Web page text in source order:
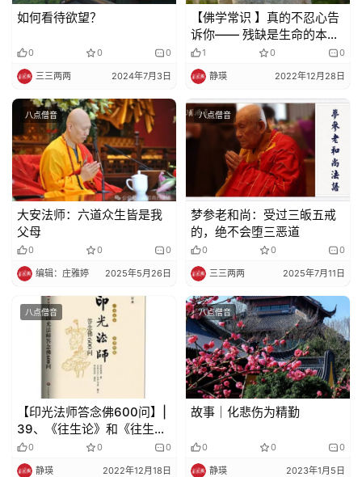
纪
录
佛
艺
术
政
策
法
规
免
声
如何看待欲望？
0 0 0
三三两两 2024年7月3日
【佛学常识 】真的不忍心告
诉你—— 残缺是生命的本
质，也是世间的实相
1 0 0
静瑛 2022年12月28日
八点僧音
大安法师：六道众生皆是我
父母
0 0 0
编辑：庄雅婷 2025年5月26日
八点僧音
梦参老和尚：受过三皈五戒
的，绝不会堕三恶道​
0 0 0
三三两两 2025年7月11日
八点僧音
【印光法师答念佛600问】|
39、《往生论》和《往生论
注》的意义是什么？有何特
点？
0 0 0
静瑛 2022年12月18日
八点僧音
故事｜化悲伤为精勤
0 0 0
静瑛 2023年1月5日